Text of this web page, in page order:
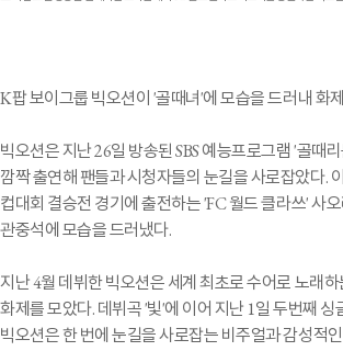
K팝 보이그룹 빅오션이 '골때녀'에 모습을 드러내 화
빅오션은 지난 26일 방송된 SBS 예능프로그램 '골때
깜짝 출연해 팬들과 시청자들의 눈길을 사로잡았다.
컵대회 결승전 경기에 출전하는 'FC 월드 클라쓰' 사
관중석에 모습을 드러냈다.
지난 4월 데뷔한 빅오션은 세계 최초로 수어로 노래
화제를 모았다. 데뷔곡 '빛'에 이어 지난 1일 두번째 싱
빅오션은 한 번에 눈길을 사로잡는 비주얼과 감성적